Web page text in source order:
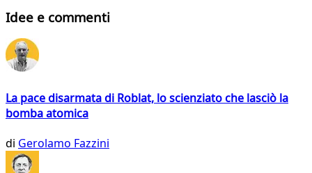
Idee e commenti
La pace disarmata di Roblat, lo scienziato che lasciò la
bomba atomica
di Gerolamo Fazzini